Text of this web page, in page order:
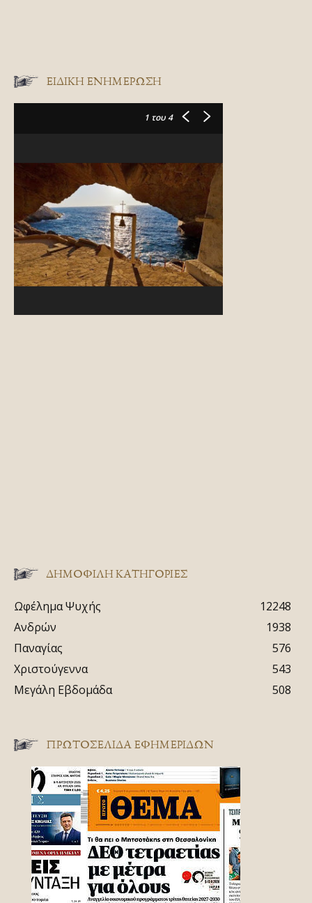
ΕΙΔΙΚΉ ΕΝΗΜΈΡΩΣΗ
1 του 4
ΔΗΜΟΦΙΛΗ ΚΑΤΗΓΟΡΙΕΣ
Ωφέλημα Ψυχής
12248
Ανδρών
1938
Παναγίας
576
Χριστούγεννα
543
Μεγάλη Εβδομάδα
508
ΠΡΩΤΟΣΈΛΙΔΑ ΕΦΗΜΕΡΊΔΩΝ